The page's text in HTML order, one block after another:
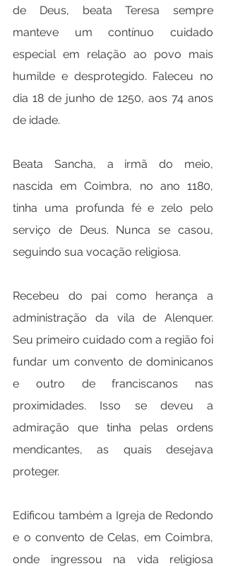
de Deus, beata Teresa sempre
manteve um contínuo cuidado
especial em relação ao povo mais
humilde e desprotegido. Faleceu no
dia 18 de junho de 1250, aos 74 anos
de idade.
Beata Sancha, a irmã do meio,
nascida em Coimbra, no ano 1180,
tinha uma profunda fé e zelo pelo
serviço de Deus. Nunca se casou,
seguindo sua vocação religiosa.
Recebeu do pai como herança a
administração da vila de Alenquer.
Seu primeiro cuidado com a região foi
fundar um convento de dominicanos
e outro de franciscanos nas
proximidades. Isso se deveu a
admiração que tinha pelas ordens
mendicantes, as quais desejava
proteger.
Edificou também a Igreja de Redondo
e o convento de Celas, em Coimbra,
onde ingressou na vida religiosa